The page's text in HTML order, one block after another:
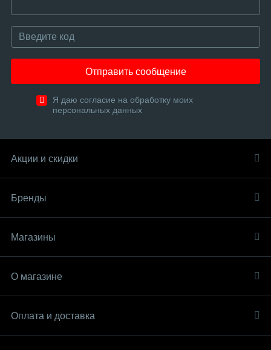
Отправить сообщение
Я даю согласие на обработку моих
персональных данных
Акции и скидки
Бренды
Магазины
О магазине
Оплата и доставка